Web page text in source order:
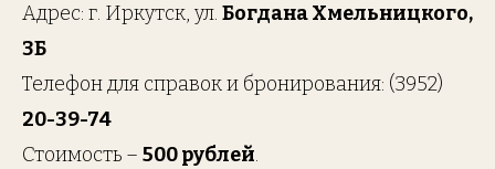
Адрес: г. Иркутск, ул. Богдана Хмельницкого,
3Б
Телефон для справок и бронирования: (3952)
20-39-74
Стоимость – 500 рублей.